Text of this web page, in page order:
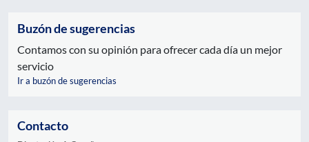
Buzón de sugerencias
Contamos con su opinión para ofrecer cada día un mejor
servicio
Ir a buzón de sugerencias
Contacto